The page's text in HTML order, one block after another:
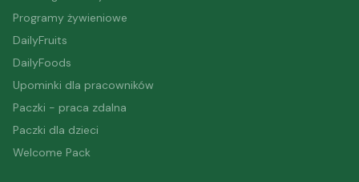
Programy żywieniowe
DailyFruits
DailyFoods
Upominki dla pracowników
Paczki - praca zdalna
Paczki dla dzieci
Welcome Pack